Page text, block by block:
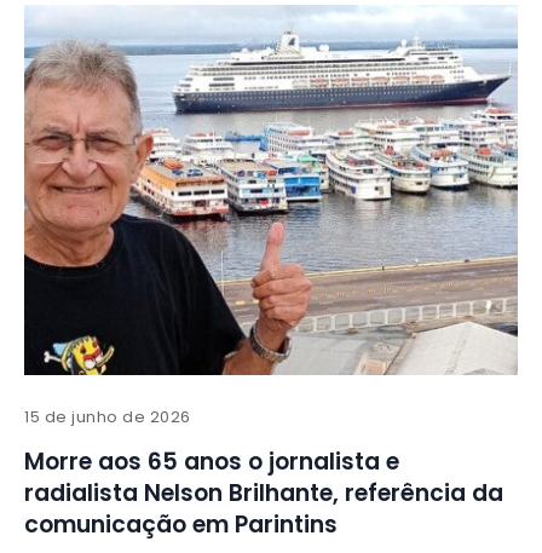
15 de junho de 2026
Morre aos 65 anos o jornalista e
radialista Nelson Brilhante, referência da
comunicação em Parintins